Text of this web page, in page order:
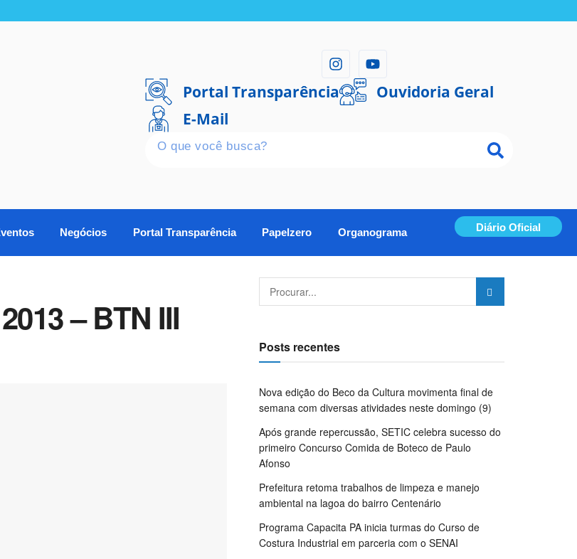
Portal Transparência
Ouvidoria Geral
E-Mail
Negócios Portal Transparência Papelzero Organograma Diário Oficial
– BTN III
Posts recentes
Nova edição do Beco da Cultura movimenta final de
semana com diversas atividades neste domingo (9)
Após grande repercussão, SETIC celebra sucesso do
primeiro Concurso Comida de Boteco de Paulo
Afonso
Prefeitura retoma trabalhos de limpeza e manejo
ambiental na lagoa do bairro Centenário
Programa Capacita PA inicia turmas do Curso de
Costura Industrial em parceria com o SENAI